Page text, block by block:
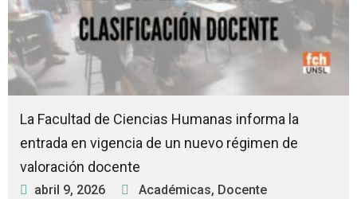
La Facultad de Ciencias Humanas informa la
entrada en vigencia de un nuevo régimen de
valoración docente
abril 9, 2026 Académicas, Docente